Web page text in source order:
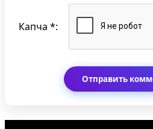
Капча *: